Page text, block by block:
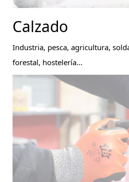
Calzado
Industria, pesca, agricultura,
forestal, hostelería...